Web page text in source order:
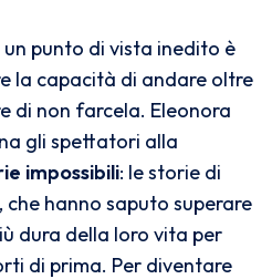
un punto di vista inedito è
la capacità di andare oltre
di non farcela. Eleonora
gli spettatori alla
impossibili: le storie di
hanno saputo superare
dura della loro vita per
di prima. Per diventare